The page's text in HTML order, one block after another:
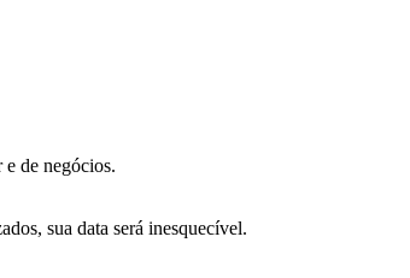
de negócios.
sua data será inesquecível.